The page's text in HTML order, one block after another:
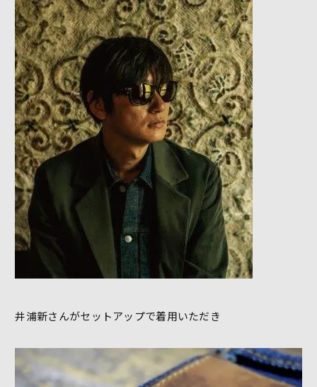
井浦新さんがセットアップで着用いただき